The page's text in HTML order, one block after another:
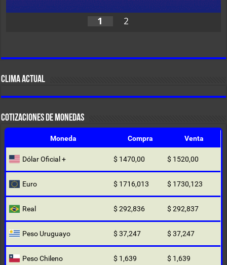
1 2
CLIMA ACTUAL
COTIZACIONES DE MONEDAS
Moneda Compra Venta
Dólar Oficial + $ 1470,00 $ 1520,00
Euro $ 1716,013 $ 1730,123
Real $ 292,836 $ 292,837
Peso Uruguayo $ 37,247 $ 37,247
Peso Chileno $ 1,639 $ 1,639